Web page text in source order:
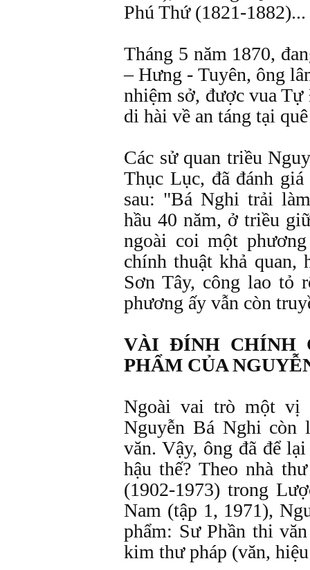
Phú Thứ (1821-1882)...
Tháng 5 năm 1870,
– Hưng - Tuyên, ông
nhiệm sở, được vua
di hài về an táng tại
Các sử quan triều
Thục Lục, đã đánh
sau: "Bá Nghi trải
hầu 40 năm, ở triều
ngoài coi một
chính thuật khả quan,
Sơn Tây, công lao tỏ
phương ấy vẫn còn
VÀI ÐÍNH CHÍNH
PHẨM CỦA
Ngoài vai trò một vị
Nguyễn Bá Nghi còn
văn. Vậy, ông đã để
hậu thế? Theo nhà
(1902-1973) trong
Nam (tập 1, 1971),
phẩm: Sư Phần thi
kim thư pháp (văn,